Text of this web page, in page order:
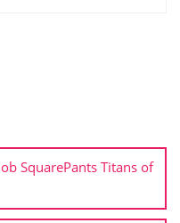
SquarePants Titans of